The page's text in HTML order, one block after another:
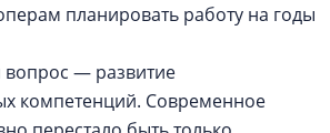
планировать работу на годы
— развитие
компетенций. Современное